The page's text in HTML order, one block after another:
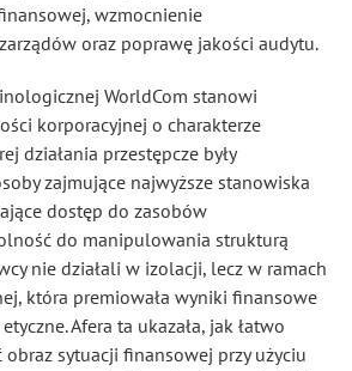
wzmocnienie
oraz poprawę jakości audytu.
WorldCom stanowi
korporacyjnej o charakterze
działania przestępcze były
zajmujące najwyższe stanowiska
dostęp do zasobów
do manipulowania strukturą
nie działali w izolacji, lecz w ramach
która premiowała wyniki finansowe
Afera ta ukazała, jak łatwo
obraz sytuacji finansowej przy użyciu